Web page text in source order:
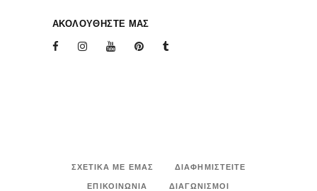
ΑΚΟΛΟΥΘΗΣΤΕ ΜΑΣ
ΣΧΕΤΙΚΑ ΜΕ ΕΜΑΣ
ΔΙΑΦΗΜΙΣΤΕΙΤΕ
ΕΠΙΚΟΙΝΩΝΙΑ
ΔΙΑΓΩΝΙΣΜΟΙ